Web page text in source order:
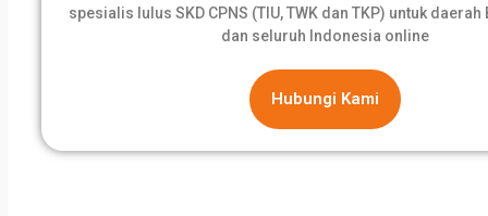
spesialis lulus SKD CPNS (TIU, TWK dan TKP) untuk
dan seluruh Indonesia online
Hubungi Kami